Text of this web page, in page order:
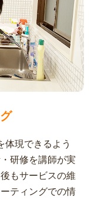
体現できるよう
研修を講師が実
もサービスの維
ティングでの情